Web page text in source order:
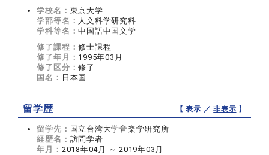
学校名： 東京大学
学部等名： 人文科学研究科
学科等名：中国語中国文学
修了課程：修士課程
修了年月： 1995年03月
修了区分：修了
国名： 日本国
留学歴 【 表示 ／非表示 】
留学先： 国立台湾大学音楽学研究所
経歴名： 訪問学者
年月： 2018年04月 ～ 2019年03月